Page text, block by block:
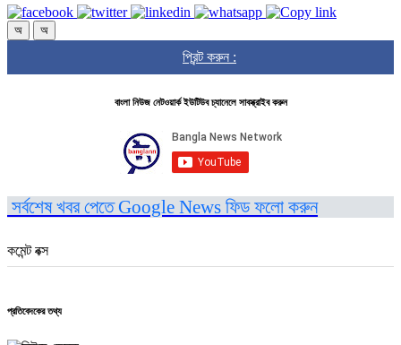
অ অ
প্রিন্ট করুন :
বাংলা নিউজ নেটওয়ার্ক ইউটিউব চ্যানেলে সাবস্ক্রাইব করুন
সর্বশেষ খবর পেতে Google News ফিড ফলো করুন
কমেন্ট বক্স
প্রতিবেদকের তথ্য